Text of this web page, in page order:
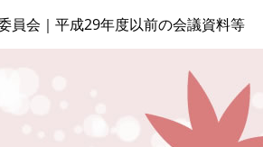
員会｜平成29年度以前の会議資料等